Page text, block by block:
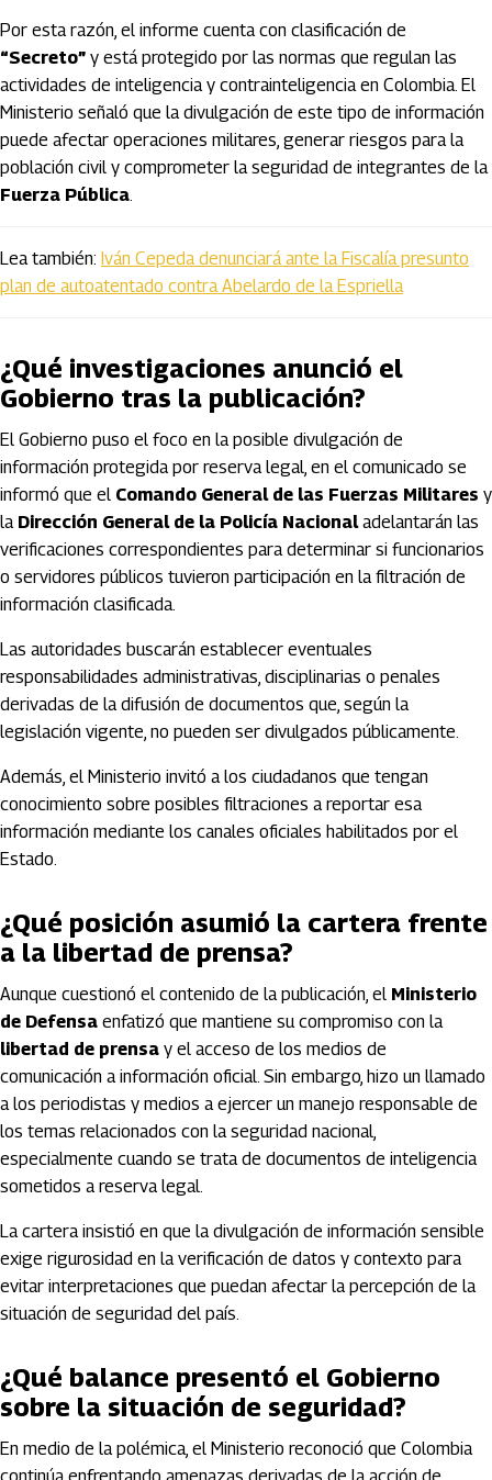
Por esta razón, el informe cuenta con clasificación de
“Secreto” y está protegido por las normas que regulan las
actividades de inteligencia y contrainteligencia en Colombia. El
Ministerio señaló que la divulgación de este tipo de información
puede afectar operaciones militares, generar riesgos para la
población civil y comprometer la seguridad de integrantes de la
Fuerza Pública.
Lea también: Iván Cepeda denunciará ante la Fiscalía presunto
plan de autoatentado contra Abelardo de la Espriella
¿Qué investigaciones anunció el
Gobierno tras la publicación?
El Gobierno puso el foco en la posible divulgación de
información protegida por reserva legal, en el comunicado se
informó que el Comando General de las Fuerzas Militares y
la Dirección General de la Policía Nacionaladelantarán las
verificaciones correspondientes para determinar si funcionarios
o servidores públicos tuvieron participación en la filtración de
información clasificada.
Las autoridades buscarán establecer eventuales
responsabilidades administrativas, disciplinarias o penales
derivadas de la difusión de documentos que, según la
legislación vigente, no pueden ser divulgados públicamente.
Además, el Ministerio invitó a los ciudadanos que tengan
conocimiento sobre posibles filtraciones a reportar esa
información mediante los canales oficiales habilitados por el
Estado.
¿Qué posición asumió la cartera frente
a la libertad de prensa?
Aunque cuestionó el contenido de la publicación, el Ministerio
de Defensa enfatizó que mantiene su compromiso con la
libertad de prensa y el acceso de los medios de
comunicación a información oficial. Sin embargo, hizo un llamado
a los periodistas y medios a ejercer un manejo responsable de
los temas relacionados con la seguridad nacional,
especialmente cuando se trata de documentos de inteligencia
sometidos a reserva legal.
La cartera insistió en que la divulgación de información sensible
exige rigurosidad en la verificación de datos y contexto para
evitar interpretaciones que puedan afectar la percepción de la
situación de seguridad del país.
¿Qué balance presentó el Gobierno
sobre la situación de seguridad?
En medio de la polémica, el Ministerio reconoció que Colombia